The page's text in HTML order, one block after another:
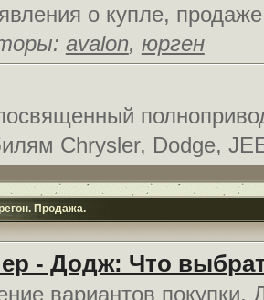
о купле,
avalon, юрген
Chrysler, Dodge,
Продажа.
- Додж: Что
вариантов покупки.